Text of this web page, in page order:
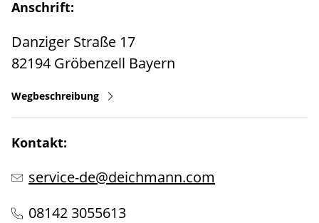
Anschrift:
Danziger Straße 17
82194 Gröbenzell Bayern
Wegbeschreibung
Kontakt:
service-de@deichmann.com
08142 3055613